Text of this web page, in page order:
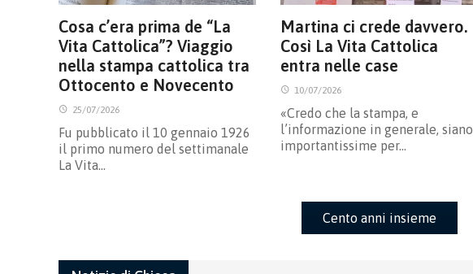
Cosa c’era prima de “La
Vita Cattolica”? Viaggio
nella stampa cattolica tra
Ottocento e Novecento
25/07/2026
Fu pubblicato il 10 gennaio 1926
il primo numero del settimanale
La Vita…
Martina ci crede davvero.
Così La Vita Cattolica
entra nelle case
10/07/2026
«Credo che la stampa, e
l’informazione in generale, siano
importantissime per…
Cento anni insieme